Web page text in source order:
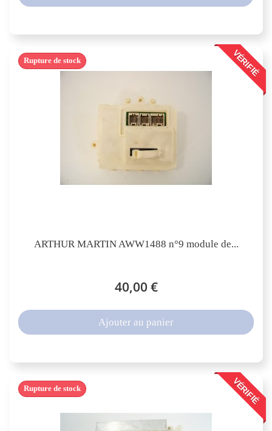
VÉRIFIÉ
ARTHUR MARTIN AWW1488 n°9 module de...
40,00 €
Rupture de stock
Ajouter au panier
VÉRIFIÉ
Rupture de stock